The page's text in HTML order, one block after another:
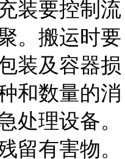
装要控制流
。搬运时要
装及容器损
和数量的消
处理设备。
留有害物。